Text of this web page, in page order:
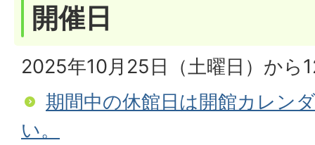
開催日
2025年10月25日（土曜日）から
期間中の休館日は開館カレン
い。